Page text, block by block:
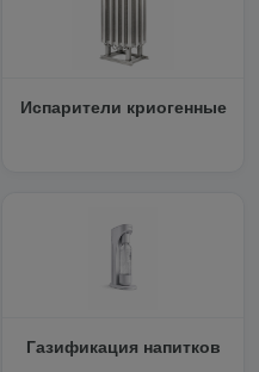
Испарители криогенные
Газификация напитков